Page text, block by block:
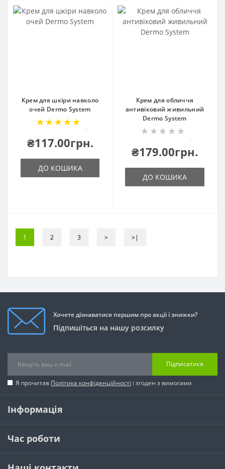
Крем для шкіри навколо
очей Dermo System
₴117.00грн.
ДО КОШИКА
Крем для обличчя
антивіковий живильний
Dermo System
₴179.00грн.
ДО КОШИКА
1 2 3 > >|
Хочете дізнаватися першим про акції і знижки?
Підпишіться на нашу розсилку
Підписатися
Я прочитав Політика конфіденційності і згоден з вимогами
Інформація
Час роботи